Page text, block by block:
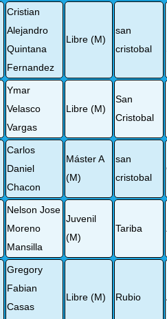
Cristian
Alejandro
Quintana
Fernandez
Libre (M)
san
cristobal
Ymar
Velasco
Vargas
Libre (M)
San
Cristobal
Carlos
Daniel
Chacon
Máster A
(M)
san
cristobal
Nelson Jose
Moreno
Mansilla
Juvenil
(M)
Tariba
Gregory
Fabian
Casas
Libre (M) Rubio